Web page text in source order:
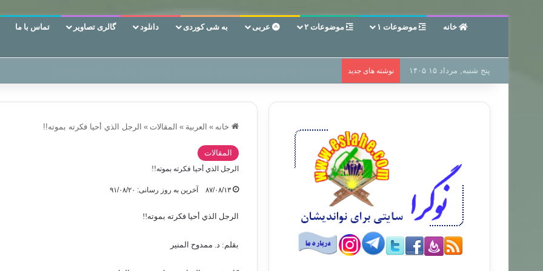
خانه موضوعات ۱ موضوعات ۲ عربی به شی کوردی دانلود گالری تصاویر تماس با ما
پنج شنبه, مرداد ۱۵ ۱۴۰۵ نوشته های جدید
خانه » العربیة » المقالات » الرجل الذي أحيا فكرته بموته!!
المقالات
الرجل الذي أحيا فكرته بموته!!
۸۷/۰۸/۱۳ آخرین به روز رسانی: ۹۱/۰۸/۲۰
الرجل الذي أحيا فكرته بموته!!
بقلم: د. ممدوح المنير